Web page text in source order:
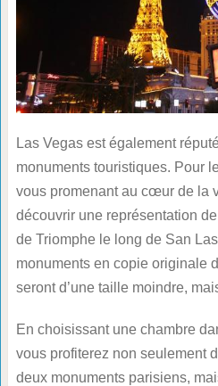
Las Vegas est également
monuments touristiques. Pour
vous promenant au cœur de la
découvrir une représentation
de Triomphe le long de San
monuments en copie originale
seront d’une taille moindre,
En choisissant une chambre
vous profiterez non seulement
deux monuments parisiens,